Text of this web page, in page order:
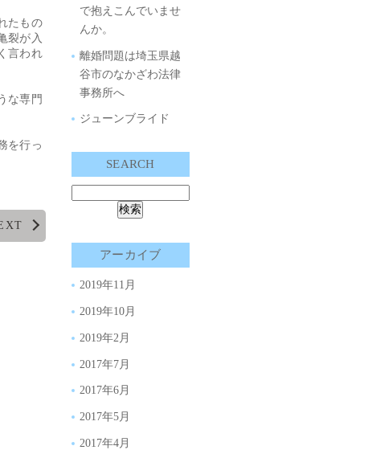
たもの
裂が入
言われ
な専門
を行っ
で抱えこんでいませ
んか。
離婚問題は埼玉県越
谷市のなかざわ法律
事務所へ
ジューンブライド
SEARCH
アーカイブ
2019年11月
2019年10月
2019年2月
2017年7月
2017年6月
2017年5月
2017年4月